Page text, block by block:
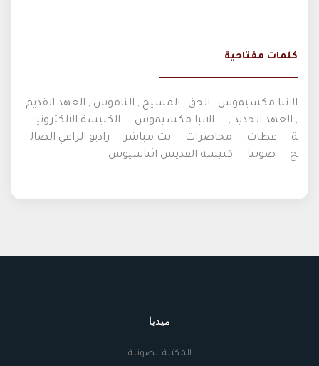
كلمات مفتاحية
الانبا مكسيموس , الحق , المسيح , الناموس , العهد القديم
, العهد الجديد ,
الانبا مكسيموس
الكنيسة الالكتروني
ة
عظات محاضرات بث مباشر
راديو الراعي الصال
ح
صوتنا كنيسة القديس اثناسيوس
ميديا
المكتبة الصوتية